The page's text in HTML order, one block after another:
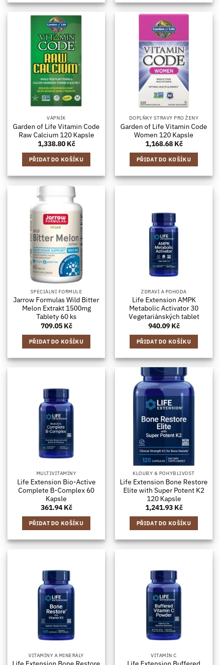
VÁPNÍK
Garden of Life Vitamin Code
Raw Calcium 120 Kapsle
1,338.80 Kč
PŘIDAT DO KOŠÍKU
DOPLŇKY STRAVY PRO ŽENY
Garden of Life Vitamin Code
Women 120 Kapsle
1,168.68 Kč
PŘIDAT DO KOŠÍKU
SPECIÁLNÍ FORMULE
Jarrow Formulas Wild Bitter
Melon Extrakt 1500mg
Tablety 60 ks
709.05 Kč
PŘIDAT DO KOŠÍKU
ZDRAVÍ A POHODA
Life Extension AMPK
Metabolic Activator 30
Vegetariánských tablet
940.09 Kč
PŘIDAT DO KOŠÍKU
MULTIVITAMÍNY
Life Extension Bio-Active
Complete B-Complex 60
Kapsle
361.94 Kč
PŘIDAT DO KOŠÍKU
KLOUBY & POHYBLIVOST
Life Extension Bone Restore
Elite with Super Potent K2
120 Kapsle
1,241.93 Kč
PŘIDAT DO KOŠÍKU
VITAMÍNY A MINERÁLY VITAMÍN C